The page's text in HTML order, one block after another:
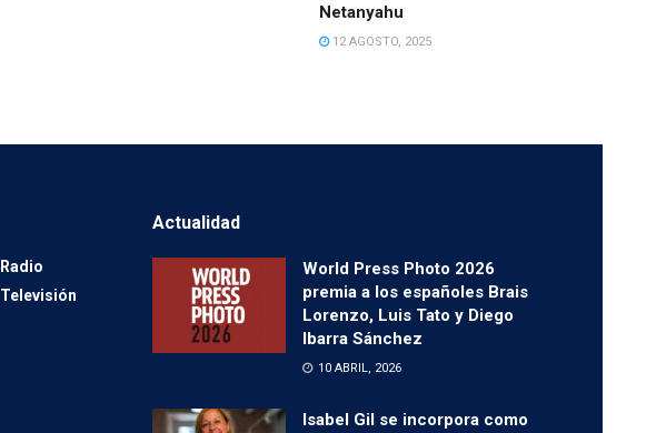
Netanyahu
12 AGOSTO, 2025
Radio
Televisión
Actualidad
World Press Photo 2026
premia a los españoles Brais
Lorenzo, Luis Tato y Diego
Ibarra Sánchez
10 ABRIL, 2026
Isabel Gil se incorpora como